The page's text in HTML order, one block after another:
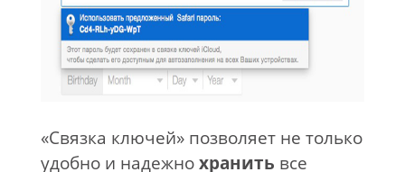
«Связка ключей» позволяет не только
удобно и надежнохранить все